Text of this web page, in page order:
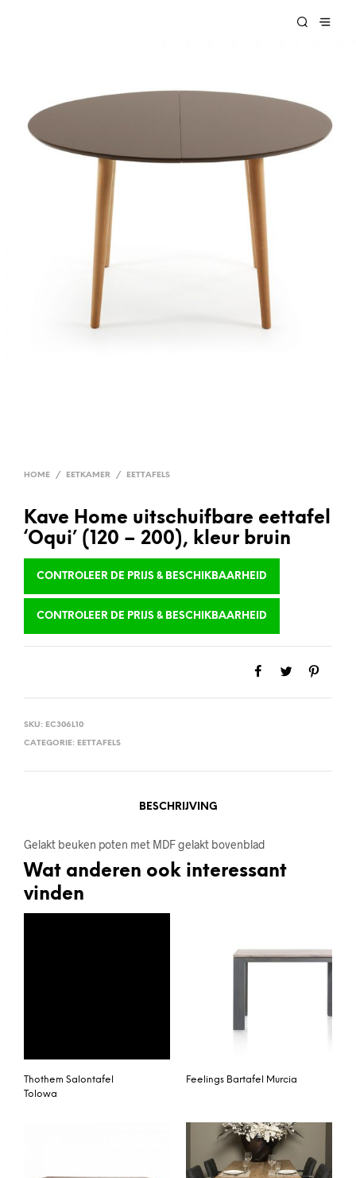
HOME / EETKAMER / EETTAFELS
Kave Home uitschuifbare eettafel
‘Oqui’ (120 – 200), kleur bruin
CONTROLEER DE PRIJS & BESCHIKBAARHEID
CONTROLEER DE PRIJS & BESCHIKBAARHEID
SKU: EC306L10
CATEGORIE: EETTAFELS
BESCHRIJVING
Gelakt beuken poten met MDF gelakt bovenblad
Wat anderen ook interessant
vinden
Thothem Salontafel
Tolowa
Feelings Bartafel Murcia